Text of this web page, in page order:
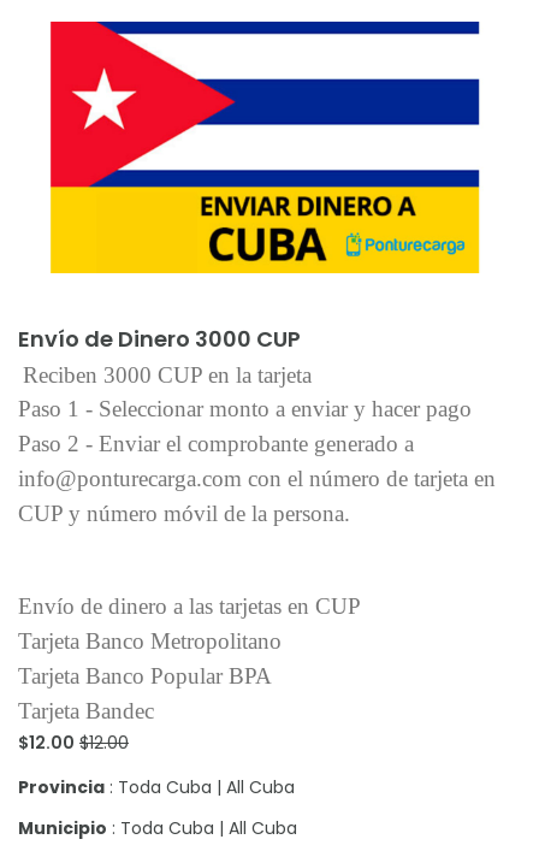
Envío de Dinero 3000 CUP
Reciben 3000 CUP en la tarjeta
Paso 1 - Seleccionar monto a enviar y hacer pago
Paso 2 - Enviar el comprobante generado a
info@ponturecarga.com con el número de tarjeta en
CUP y número móvil de la persona.
Envío de dinero a las tarjetas en CUP
Tarjeta Banco Metropolitano
Tarjeta Banco Popular BPA
Tarjeta Bandec
$12.00 $12.00
Provincia : Toda Cuba | All Cuba
Municipio : Toda Cuba | All Cuba